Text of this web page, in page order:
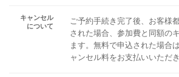
キャンセル
について
ご予約手続き完了後、お客様
された場合、参加費と同額の
ます。無料で申込された場合
ャンセル料をお支払いいただき